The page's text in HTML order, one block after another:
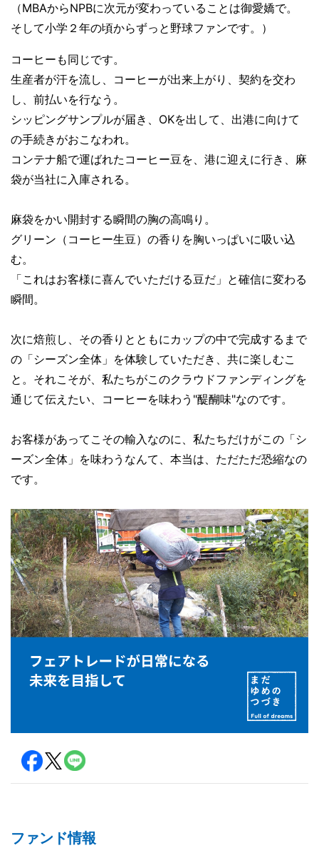
（MBAからNPBに次元が変わっていることは御愛嬌で。
そして小学２年の頃からずっと野球ファンです。）
コーヒーも同じです。
生産者が汗を流し、コーヒーが出来上がり、契約を交わ
し、前払いを行なう。
シッピングサンプルが届き、OKを出して、出港に向けて
の手続きがおこなわれ。
コンテナ船で運ばれたコーヒー豆を、港に迎えに行き、麻
袋が当社に入庫される。
麻袋をかい開封する瞬間の胸の高鳴り。
グリーン（コーヒー生豆）の香りを胸いっぱいに吸い込
む。
「これはお客様に喜んでいただける豆だ」と確信に変わる
瞬間。
次に焙煎し、その香りとともにカップの中で完成するまで
の「シーズン全体」を体験していただき、共に楽しむこ
と。それこそが、私たちがこのクラウドファンディングを
通じて伝えたい、コーヒーを味わう"醍醐味"なのです。
お客様があってこその輸入なのに、私たちだけがこの「シ
ーズン全体」を味わうなんて、本当は、ただただ恐縮なの
です。
ファンド情報